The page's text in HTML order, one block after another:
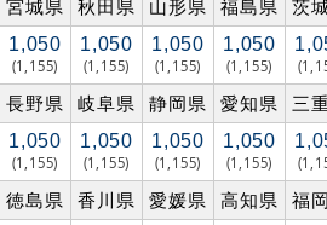
宮城県 秋田県 山形県 福島県 茨
1,050
(1,155)
1,050
(1,155)
1,050
(1,155)
1,050
(1,155)
長野県 岐阜県 静岡県 愛知県 三
1,050
(1,155)
1,050
(1,155)
1,050
(1,155)
1,050
(1,155)
徳島県 香川県 愛媛県 高知県 福